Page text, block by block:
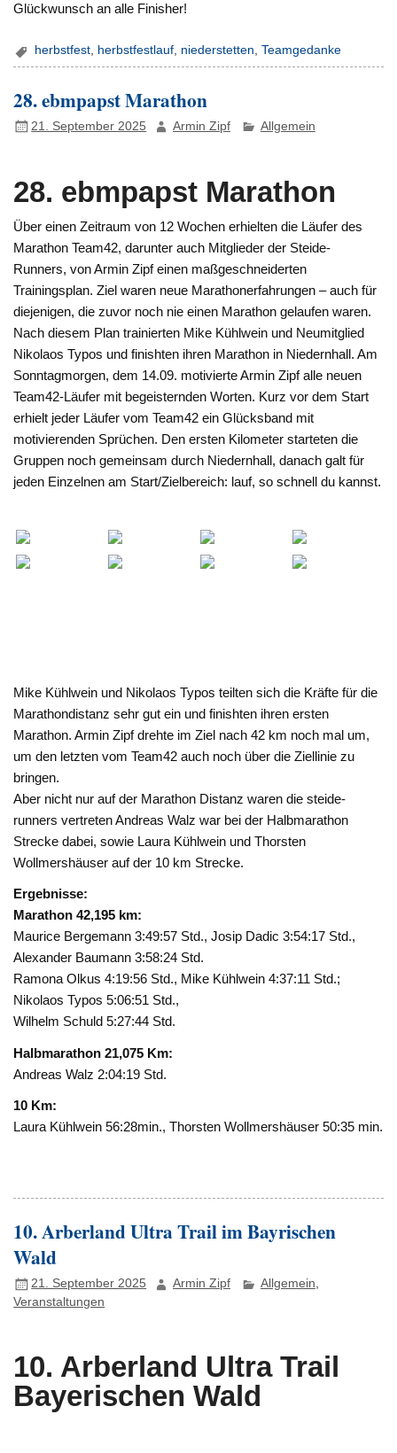
Glückwunsch an alle Finisher!
herbstfest, herbstfestlauf, niederstetten,Teamgedanke
28. ebmpapst Marathon
21. September 2025 Armin Zipf Allgemein
28. ebmpapst Marathon
Über einen Zeitraum von 12 Wochen erhielten die Läufer des
Marathon Team42, darunter auch Mitglieder der Steide-
Runners, von Armin Zipf einen maßgeschneiderten
Trainingsplan. Ziel waren neue Marathonerfahrungen – auch für
diejenigen, die zuvor noch nie einen Marathon gelaufen waren.
Nach diesem Plan trainierten Mike Kühlwein und Neumitglied
Nikolaos Typos und finishten ihren Marathon in Niedernhall. Am
Sonntagmorgen, dem 14.09. motivierte Armin Zipf alle neuen
Team42-Läufer mit begeisternden Worten. Kurz vor dem Start
erhielt jeder Läufer vom Team42 ein Glücksband mit
motivierenden Sprüchen. Den ersten Kilometer starteten die
Gruppen noch gemeinsam durch Niedernhall, danach galt für
jeden Einzelnen am Start/Zielbereich: lauf, so schnell du kannst.
Mike Kühlwein und Nikolaos Typos teilten sich die Kräfte für die
Marathondistanz sehr gut ein und finishten ihren ersten
Marathon. Armin Zipf drehte im Ziel nach 42 km noch mal um,
um den letzten vom Team42 auch noch über die Ziellinie zu
bringen.
Aber nicht nur auf der Marathon Distanz waren die steide-
runners vertreten Andreas Walz war bei der Halbmarathon
Strecke dabei, sowie Laura Kühlwein und Thorsten
Wollmershäuser auf der 10 km Strecke.
Ergebnisse:
Marathon 42,195 km:
Maurice Bergemann 3:49:57 Std., Josip Dadic 3:54:17 Std.,
Alexander Baumann 3:58:24 Std.
Ramona Olkus 4:19:56 Std., Mike Kühlwein 4:37:11 Std.;
Nikolaos Typos 5:06:51 Std.,
Wilhelm Schuld 5:27:44 Std.
Halbmarathon 21,075 Km:
Andreas Walz 2:04:19 Std.
10 Km:
Laura Kühlwein 56:28min., Thorsten Wollmershäuser 50:35 min.
10. Arberland Ultra Trail im Bayrischen
Wald
21. September 2025 Armin Zipf Allgemein,
Veranstaltungen
10. Arberland Ultra Trail
Bayerischen Wald